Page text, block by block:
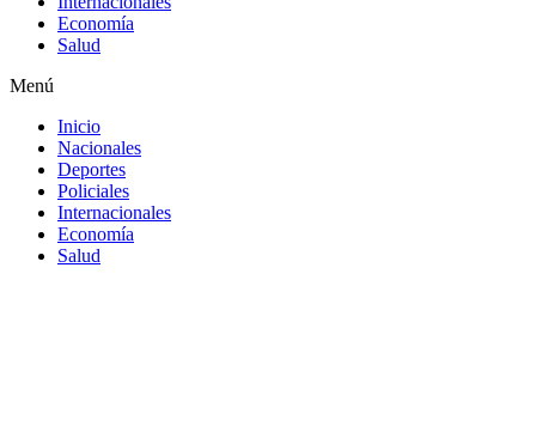
Economía
Salud
Menú
Inicio
Nacionales
Deportes
Policiales
Internacionales
Economía
Salud